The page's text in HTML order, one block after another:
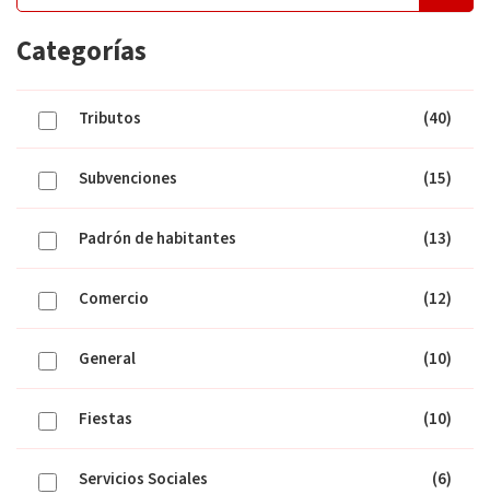
Categorías
Tributos (40)
Subvenciones (15)
Padrón de habitantes (13)
Comercio (12)
General (10)
Fiestas (10)
Servicios Sociales (6)